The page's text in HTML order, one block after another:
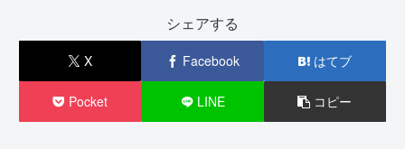
シェアする
X Facebook はてブ
Pocket LINE コピー